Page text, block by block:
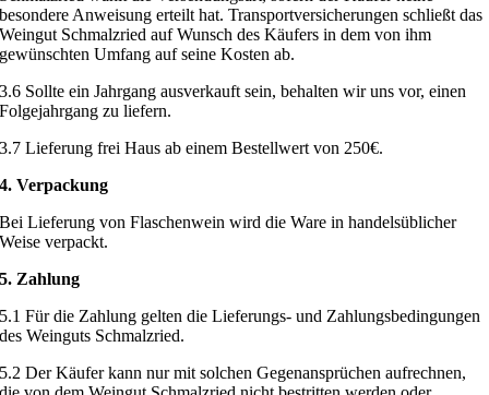
besondere Anweisung erteilt hat. Transportversicherungen schließt das
Weingut Schmalzried auf Wunsch des Käufers in dem von ihm
gewünschten Umfang auf seine Kosten ab.
3.6 Sollte ein Jahrgang ausverkauft sein, behalten wir uns vor, einen
Folgejahrgang zu liefern.
3.7 Lieferung frei Haus ab einem Bestellwert von 250€.
4. Verpackung
Bei Lieferung von Flaschenwein wird die Ware in handelsüblicher
Weise verpackt.
5. Zahlung
5.1 Für die Zahlung gelten die Lieferungs- und Zahlungsbedingungen
des Weinguts Schmalzried.
5.2 Der Käufer kann nur mit solchen Gegenansprüchen aufrechnen,